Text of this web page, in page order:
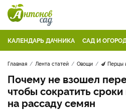
КАЛЕНДАРЬ ДАЧНИКА САД И
Главная Лента статей Овощи 🍆 Перцы
Почему не взошел
чтобы сократить
на рассаду семян